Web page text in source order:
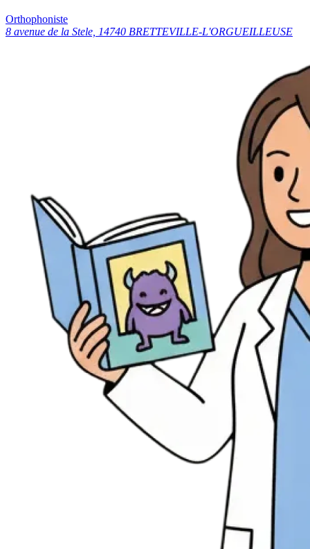
Orthophoniste
8 avenue de la Stele, 14740 BRETTEVILLE-L'ORGUEILLEUSE